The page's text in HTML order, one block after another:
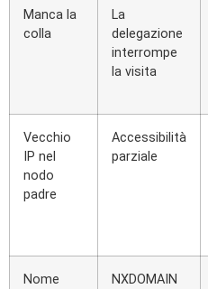
Manca la
colla
La
delegazione
interrompe
la visita
Vecchio
IP nel
nodo
padre
Accessibilità
parziale
Nome
NXDOMAIN